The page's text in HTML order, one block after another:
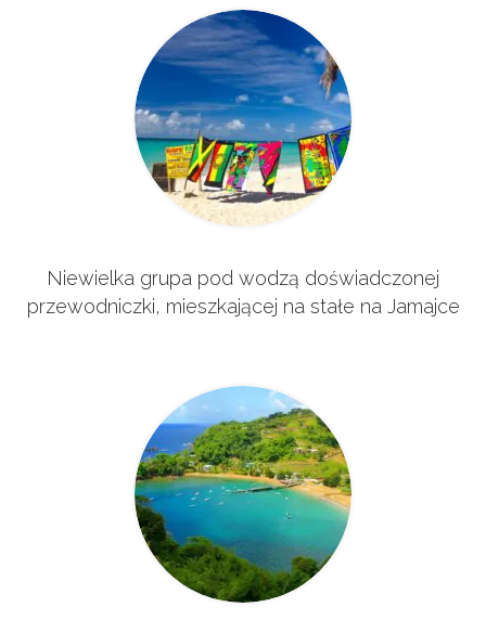
Niewielka grupa pod wodzą doświadczonej
przewodniczki, mieszkającej na stałe na Jamajce